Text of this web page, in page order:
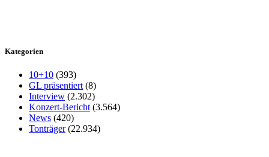
Kategorien
10+10 (393)
GL präsentiert(8)
Interview (2.302)
Konzert-Bericht(3.564)
News (420)
Tonträger(22.934)